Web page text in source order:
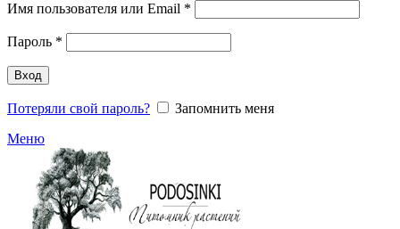
Имя пользователя или Email *
Пароль *
Вход
Потеряли свой пароль?
Запомнить меня
Меню